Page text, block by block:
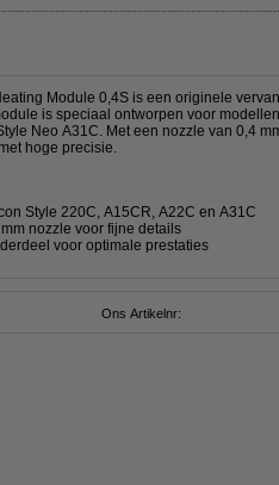
Module 0,4S is een originele
is speciaal ontworpen voor
Neo A31C. Met een nozzle van 0,4
hoge precisie.
Style 220C, A15CR, A22C en A31C
nozzle voor fijne details
voor optimale prestaties
Ons Artikelnr: